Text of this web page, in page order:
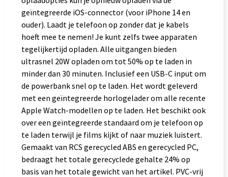
geïntegreerde iOS-connector (voor iPhone 14 en
ouder). Laadt je telefoon op zonder dat je kabels
hoeft mee te nemen! Je kunt zelfs twee apparaten
tegelijkertijd opladen. Alle uitgangen bieden
ultrasnel 20W opladen om tot 50% op te laden in
minder dan 30 minuten. Inclusief een USB-C input om
de powerbank snel op te laden. Het wordt geleverd
met een geïntegreerde horlogelader om alle recente
Apple Watch-modellen op te laden. Het beschikt ook
over een geïntegreerde standaard om je telefoon op
te laden terwijl je films kijkt of naar muziek luistert.
Gemaakt van RCS gerecycled ABS en gerecycled PC,
bedraagt het totale gerecyclede gehalte 24% op
basis van het totale gewicht van het artikel. PVC-vrij